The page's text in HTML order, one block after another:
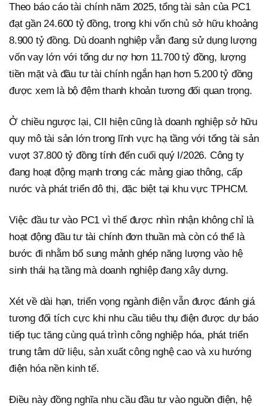
Theo báo cáo tài chính năm 2025, tổng tài sản của PC1
đạt gần 24.600 tỷ đồng, trong khi vốn chủ sở hữu khoảng
8.900 tỷ đồng. Dù doanh nghiệp vẫn đang sử dụng lượng
vốn vay lớn với tổng dư nợ hơn 11.700 tỷ đồng, lượng
tiền mặt và đầu tư tài chính ngắn hạn hơn 5.200 tỷ đồng
được xem là bộ đệm thanh khoản tương đối quan trọng.
Ở chiều ngược lại, CII hiện cũng là doanh nghiệp sở hữu
quy mô tài sản lớn trong lĩnh vực hạ tầng với tổng tài sản
vượt 37.800 tỷ đồng tính đến cuối quý I/2026. Công ty
đang hoạt động mạnh trong các mảng giao thông, cấp
nước và phát triển đô thị, đặc biệt tại khu vực TPHCM.
Việc đầu tư vào PC1 vì thế được nhìn nhận không chỉ là
hoạt động đầu tư tài chính đơn thuần mà còn có thể là
bước đi nhằm bổ sung mảnh ghép năng lượng vào hệ
sinh thái hạ tầng mà doanh nghiệp đang xây dựng.
Xét về dài hạn, triển vọng ngành điện vẫn được đánh giá
tương đối tích cực khi nhu cầu tiêu thụ điện được dự báo
tiếp tục tăng cùng quá trình công nghiệp hóa, phát triển
trung tâm dữ liệu, sản xuất công nghệ cao và xu hướng
điện hóa nền kinh tế.
Điều này đồng nghĩa nhu cầu đầu tư vào nguồn điện, hệ